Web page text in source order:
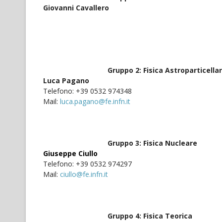
Giovanni Cavallero
Gruppo 2: Fisica
Luca Pagano
Telefono: +39 0532 974348
Mail: luca.pagano@fe.infn.it
Gruppo 3: Fisica Nucleare
Giuseppe Ciullo
Telefono: +39 0532 974297
Mail: ciullo@fe.infn.it
Gruppo 4: Fisica Teorica